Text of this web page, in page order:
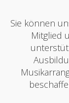
Sie können
Mitglied